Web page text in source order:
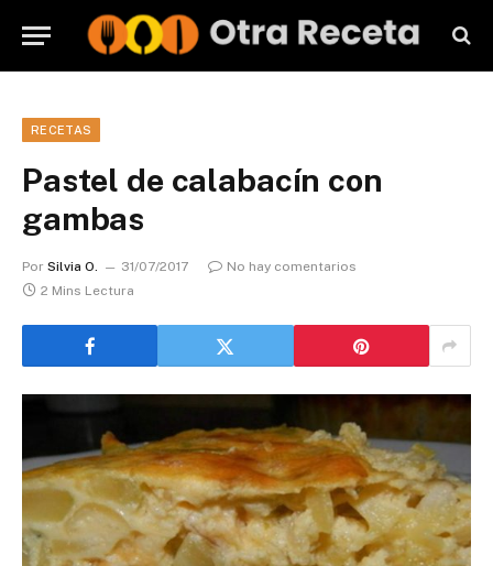
RECETAS
Pastel de calabacín con
gambas
Por Silvia O. 31/07/2017
No hay comentarios
2 Mins Lectura